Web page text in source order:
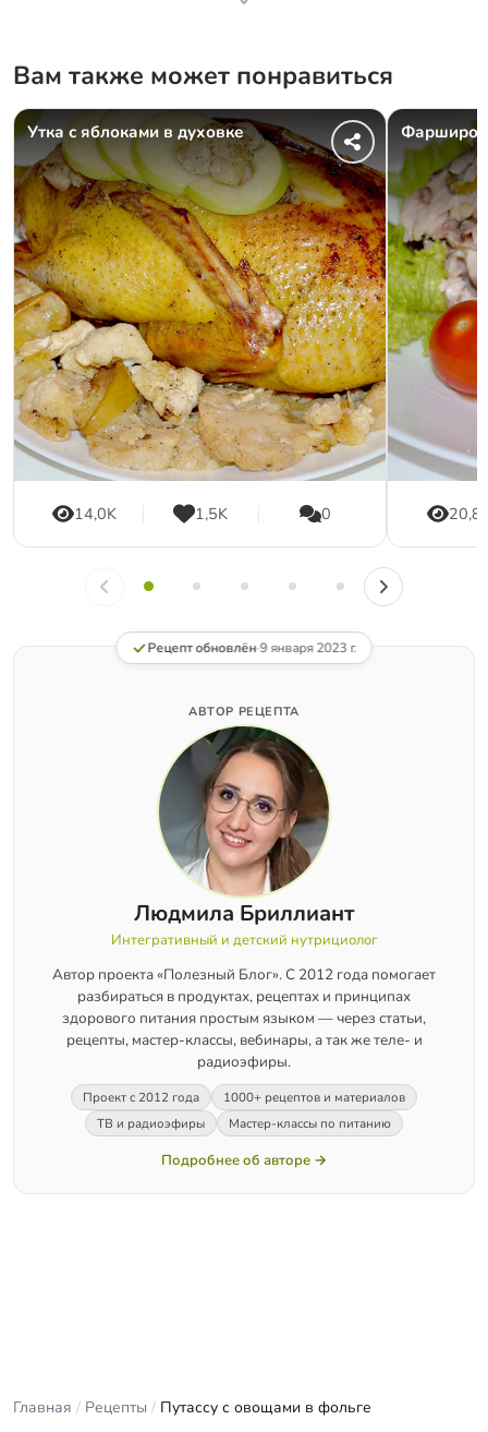
Вам также может понравиться
Утка с яблоками в духовке
14,0K 1,5K 0
Рецепт обновлён·9 января 2023 г.
АВТОР РЕЦЕПТА
Людмила Бриллиант
Интегративный и детский нутрициолог
Автор проекта «Полезный Блог». С 2012 года помогает
разбираться в продуктах, рецептах и принципах
здорового питания простым языком — через статьи,
рецепты, мастер-классы, вебинары, а так же теле- и
радиоэфиры.
Проект с 2012 года
1000+ рецептов и материалов
ТВ и радиоэфиры
Мастер-классы по питанию
Подробнее об авторе →
Главная / Рецепты / Путассу с овощами в фольге